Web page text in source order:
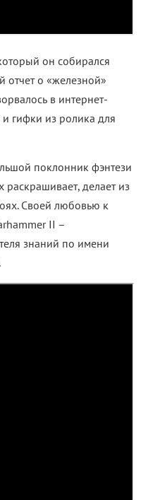
он собирался
отчет о «железной»
в интернет-
гифки из ролика для
поклонник фэнтези
раскрашивает, делает из
Своей любовью к
II –
знаний по имени